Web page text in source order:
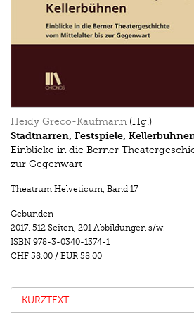
Heidy Greco-Kaufmann (Hg.)
Stadtnarren, Festspiele,
Einblicke in die Berner
zur Gegenwart
Theatrum Helveticum, Band 17
Gebunden
2017. 512 Seiten, 201 Abbildungen s/w.
ISBN 978-3-0340-1374-1
CHF 58.00 / EUR 58.00
KURZTEXT